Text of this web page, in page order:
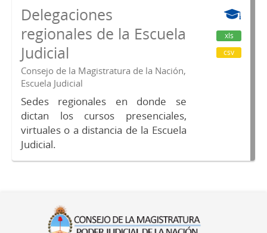
Delegaciones
regionales de la Escuela
Judicial
Consejo de la Magistratura de la Nación,
Escuela Judicial
Sedes regionales en donde se
dictan los cursos presenciales,
virtuales o a distancia de la Escuela
Judicial.
xls
csv